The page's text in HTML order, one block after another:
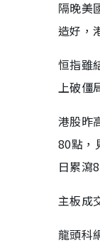
隔晚美
造好，
恒指雖
上破僵
港股昨
80點，
日累瀉
主板成
龍頭科